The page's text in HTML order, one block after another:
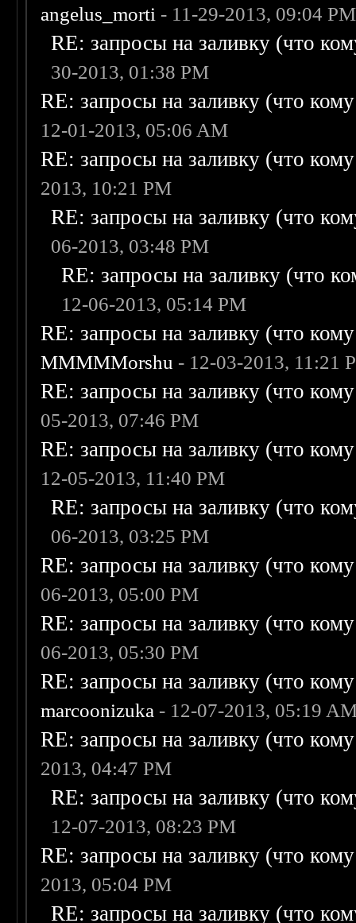
angelus_morti - 11-29-2013, 09:04 PM
RE: запросы на заливку (что
30-2013, 01:38 PM
RE: запросы на заливку (что
12-01-2013, 05:06 AM
RE: запросы на заливку (что
2013, 10:21 PM
RE: запросы на заливку (что
06-2013, 03:48 PM
RE: запросы на заливку (что
12-06-2013, 05:14 PM
RE: запросы на заливку (что
MMMMMorshu - 12-03-2013, 11:21
RE: запросы на заливку (что
05-2013, 07:46 PM
RE: запросы на заливку (что
12-05-2013, 11:40 PM
RE: запросы на заливку (что
06-2013, 03:25 PM
RE: запросы на заливку (что
06-2013, 05:00 PM
RE: запросы на заливку (что
06-2013, 05:30 PM
RE: запросы на заливку (что
marcoonizuka - 12-07-2013, 05:19
RE: запросы на заливку (что
2013, 04:47 PM
RE: запросы на заливку (что
12-07-2013, 08:23 PM
RE: запросы на заливку (что
2013, 05:04 PM
RE: запросы на заливку (что